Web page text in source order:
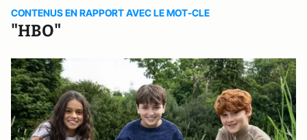
CONTENUS EN RAPPORT AVEC LE MOT-CLE
"HBO"